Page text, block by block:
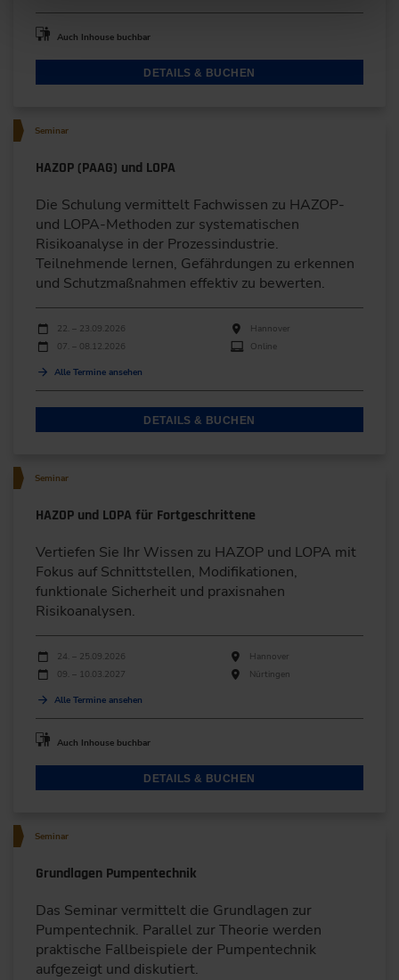
Auch Inhouse buchbar
DETAILS & BUCHEN
Seminar
HAZOP (PAAG) und LOPA
Die Schulung vermittelt Fachwissen zu HAZOP-
und LOPA-Methoden zur systematischen
Risikoanalyse in der Prozessindustrie.
Teilnehmende lernen, Gefährdungen zu erkennen
und Schutzmaßnahmen effektiv zu bewerten.
Durchführungen
Veranstaltungsdatum
22. – 23.09.2026
Hannover
07. – 08.12.2026
Online
Alle Termine ansehen
DETAILS & BUCHEN
Seminar
HAZOP und LOPA für Fortgeschrittene
Vertiefen Sie Ihr Wissen zu HAZOP und LOPA mit
Fokus auf Schnittstellen, Modifikationen,
funktionale Sicherheit und praxisnahen
Risikoanalysen.
Durchführungen
Veranstaltungsdatum
24. – 25.09.2026
Hannover
09. – 10.03.2027
Nürtingen
Alle Termine ansehen
Auch Inhouse buchbar
DETAILS & BUCHEN
Seminar
Grundlagen Pumpentechnik
Das Seminar vermittelt die Grundlagen zur
Pumpentechnik. Parallel zur Theorie werden
praktische Fallbeispiele der Pumpentechnik
aufgezeigt und diskutiert.